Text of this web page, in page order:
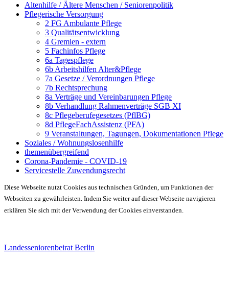
Altenhilfe / Ältere Menschen / Seniorenpolitik
Pflegerische Versorgung
2 FG Ambulante Pflege
3 Qualitätsentwicklung
4 Gremien - extern
5 Fachinfos Pflege
6a Tagespflege
6b Arbeitshilfen Alter&Pflege
7a Gesetze / Verordnungen Pflege
7b Rechtsprechung
8a Verträge und Vereinbarungen Pflege
8b Verhandlung Rahmenverträge SGB XI
8c Pflegeberufegesetzes (PflBG)
8d PflegeFachAssistenz (PFA)
9 Veranstaltungen, Tagungen, Dokumentationen Pflege
Soziales / Wohnungslosenhilfe
themenübergreifend
Corona-Pandemie - COVID-19
Servicestelle Zuwendungsrecht
Diese Webseite nutzt Cookies aus technischen Gründen, um Funktionen der
Webseiten zu gewährleisten. Indem Sie weiter auf dieser Webseite navigieren
erklären Sie sich mit der Verwendung der Cookies einverstanden.
Landesseniorenbeirat Berlin